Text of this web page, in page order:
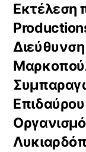
Εκτέλεση
Επιδαύρου